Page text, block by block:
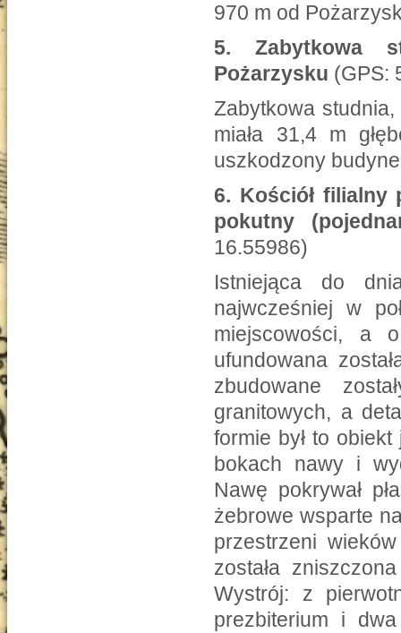
970 m od
5.
Zabytkowa
Pożarzysku (GPS:
Zabytkowa studnia,
miała 31,4 m
uszkodzony
6. Kościół filialny
pokutny
16.55986)
Istniejąca do
najwcześniej w
miejscowości, a
ufundowana
zbudowane
granitowych, a
formie był to
bokach nawy i
Nawę pokrywał
żebrowe wsparte
przestrzeni
została
Wystrój: z
prezbiterium i